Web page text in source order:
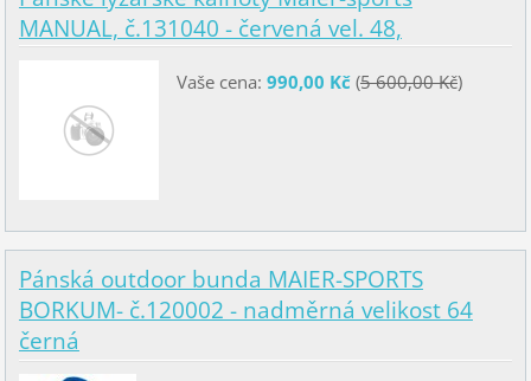
MANUAL, č.131040 - červená vel. 48,
Vaše cena: 990,00 Kč(5 600,00 Kč)
Pánská outdoor bunda MAIER-SPORTS
BORKUM- č.120002 - nadměrná velikost 64
černá